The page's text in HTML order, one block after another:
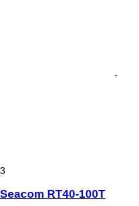
3
Seacom RT40-100T